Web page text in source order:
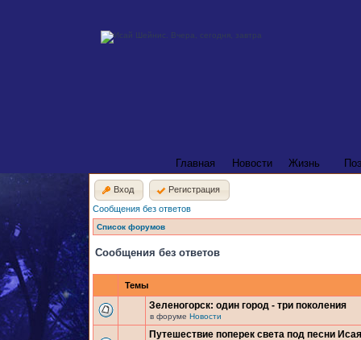
Главная Новости Жизнь
Вход
Регистрация
Сообщения без ответов
Список форумов
Сообщения без ответов
Темы
Зеленогорск: один город - три поколения
в форуме Новости
Путешествие поперек света под песни Исая